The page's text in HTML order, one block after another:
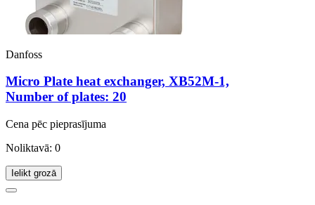
Danfoss
Micro Plate heat exchanger, XB52M-1,
Number of plates: 20
Cena pēc pieprasījuma
Noliktavā: 0
Ielikt grozā